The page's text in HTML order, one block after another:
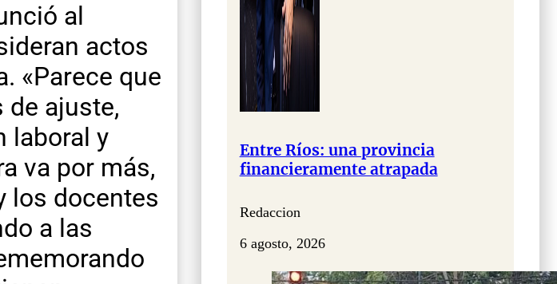
al
actos
«Parece que
de ajuste,
laboral y
va por más,
los docentes
a las
Entre Ríos: una provincia
financieramente atrapada
Redaccion
6 agosto, 2026